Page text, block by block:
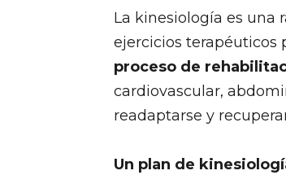
La kinesiología es una
ejercicios terapéuticos
proceso de
cardiovascular,
readaptarse y
Un plan de